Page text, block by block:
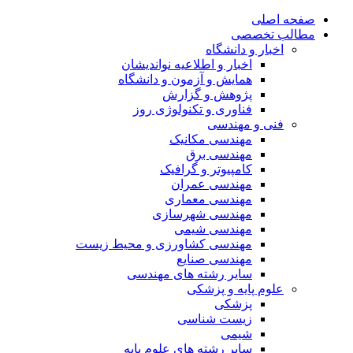
صفحه اصلی
مطالب تخصصی
اخبار و دانشگاه
اخبار و اطلاعیه نواندیشان
همایش و آزمون و دانشگاه
پژوهش و گزارش
فناوری و تکنولوژی روز
فنی و مهندسی
مهندسی مکانیک
مهندسی برق
کامپیوتر و گرافیک
مهندسی عمران
مهندسی معماری
مهندسی شهرسازی
مهندسی شیمی
مهندسی کشاورزی و محیط زیست
مهندسی صنایع
سایر رشته های مهندسی
علوم پایه و پزشکی
پزشکی
زیست شناسی
شیمی
سایر رشته های علوم پایه